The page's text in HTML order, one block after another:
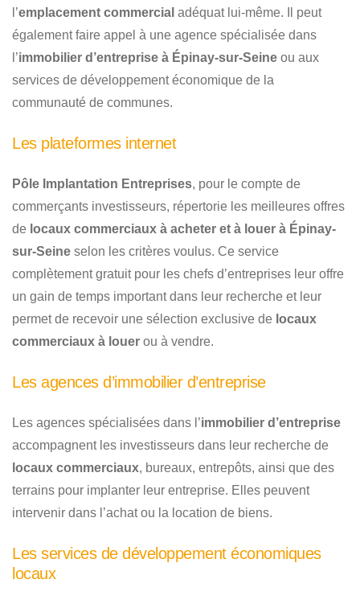
l’emplacement commercial adéquat lui-même. Il peut
également faire appel à une agence spécialisée dans
l’immobilier d’entreprise à Épinay-sur-Seine ou aux
services de développement économique de la
communauté de communes.
Les plateformes internet
Pôle Implantation Entreprises, pour le compte de
commerçants investisseurs, répertorie les meilleures offres
de locaux commerciaux à acheter et à louer à Épinay-
sur-Seine selon les critères voulus. Ce service
complètement gratuit pour les chefs d’entreprises leur offre
un gain de temps important dans leur recherche et leur
permet de recevoir une sélection exclusive de locaux
commerciaux à louer ou à vendre.
Les agences d’immobilier d’entreprise
Les agences spécialisées dans l’immobilier d’entreprise
accompagnent les investisseurs dans leur recherche de
locaux commerciaux, bureaux, entrepôts, ainsi que des
terrains pour implanter leur entreprise. Elles peuvent
intervenir dans l’achat ou la location de biens.
Les services de développement économiques
locaux